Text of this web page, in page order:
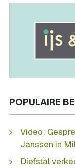
POPULAIRE
Video:
Janssen in
Diefstal